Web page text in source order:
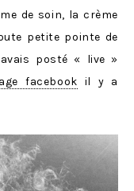
de soin, la crème
petite pointe de
posté « live »
facebook il y a